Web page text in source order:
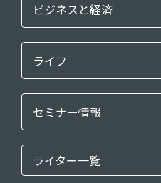
ビジネスと経済
ライフ
セミナー情報
ライター一覧